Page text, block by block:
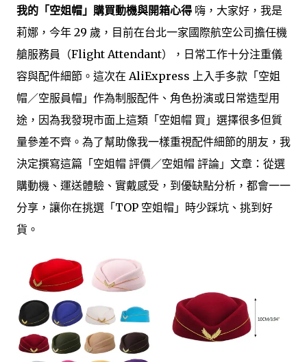
我的「空姐帽」購買動機與開箱心得 嗨，大家好，我是
莉娜，今年 29 歲，目前在台北一家國際航空公司擔任機
艙服務員（Flight Attendant），日常工作十分注重儀
容與配件細節。這次在 AliExpress 上入手多款「空姐
帽／空服員帽」作為制服配件、角色扮演或日常造型用
途，因為我發現市面上這類「空姐帽 買」選擇很多但質
量參差不齊。為了幫助像我一樣重視配件細節的朋友，我
決定撰寫這篇「空姐帽 評價／空姐帽 評論」文章：從選
購動機、運送體驗、實戴感受，到優缺點分析，都會一一
分享，讓你在挑選「TOP 空姐帽」時少踩坑、挑到好
貨。